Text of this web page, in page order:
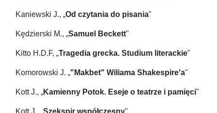
Kaniewski J., „Od czytania do pisania"
Kędzierski M., „Samuel Beckett"
Kitto H.D.F, „Tragedia grecka. Studium literackie"
Komorowski J. „"Makbet" Wiliama Shakespire'a"
Kott J., „Kamienny Potok. Eseje o teatrze i pamięci"